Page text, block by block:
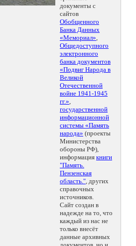
документы с
сайтов
Обобщенного
Банка Данных
«Мемориал»,
Общедоступного
электронного
банка документов
«Подвиг Народа в
Великой
Отечественной
войне 1941-1945
гг.»,
государственной
информационной
системы «Память
народа» (проекты
Министерства
обороны РФ),
информация книги
"Память.
Пензенская
область.", других
справочных
источников.
Сайт создан в
надежде на то, что
каждый из нас не
только внесёт
данные архивных